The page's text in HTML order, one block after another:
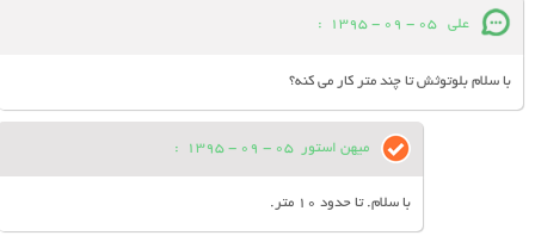
علی 05 - 09 - 1395
:
با سلام بلوتوثش تا چند متر کار می کنه؟
میهن استور 05 - 09 - 1395
:
با سلام. تا حدود 10 متر.